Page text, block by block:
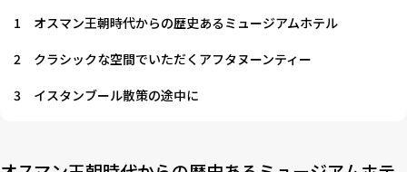
1
オスマン王朝時代からの歴史あるミュージアムホテル
2
クラシックな空間でいただくアフタヌーンティー
3
イスタンブール散策の途中に